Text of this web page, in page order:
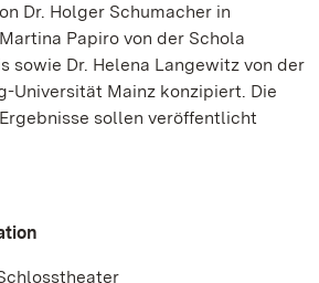
Dr. Holger Schumacher in
Papiro von der Schola
sowie Dr. Helena Langewitz von der
Universität Mainz konzipiert. Die
sollen veröffentlicht